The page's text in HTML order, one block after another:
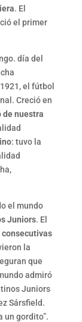
. El
el primer
día del
el fútbol
Creció en
de nuestra
: tuvo la
el mundo
Juniors. El
consecutivas
la
que
admiró
Juniors
Sársfield.
un gordito”.